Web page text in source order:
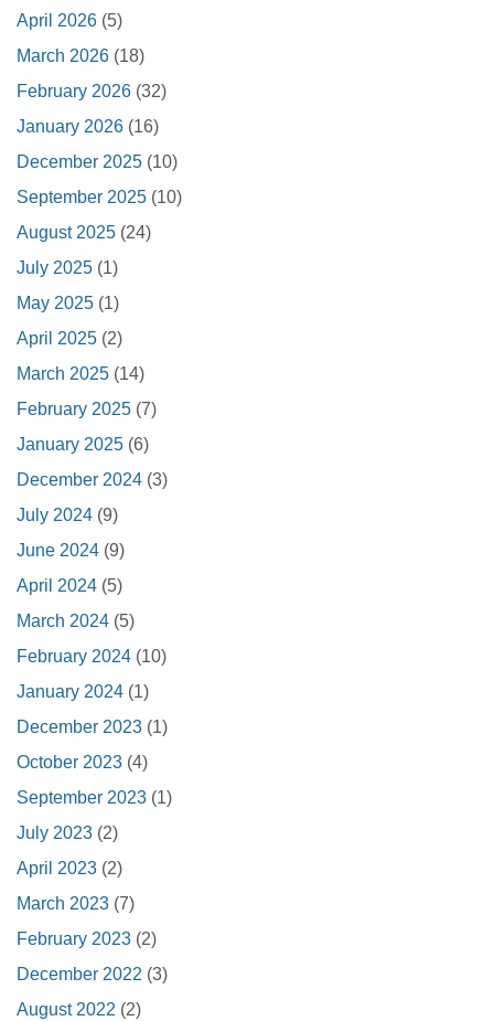
April 2026 (5)
March 2026 (18)
February 2026 (32)
January 2026 (16)
December 2025 (10)
September 2025 (10)
August 2025 (24)
July 2025 (1)
May 2025 (1)
April 2025 (2)
March 2025 (14)
February 2025 (7)
January 2025 (6)
December 2024 (3)
July 2024 (9)
June 2024 (9)
April 2024 (5)
March 2024 (5)
February 2024 (10)
January 2024 (1)
December 2023 (1)
October 2023 (4)
September 2023 (1)
July 2023 (2)
April 2023 (2)
March 2023 (7)
February 2023 (2)
December 2022 (3)
August 2022 (2)